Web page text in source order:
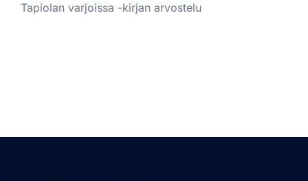
Tapiolan varjoissa -kirjan arvostelu